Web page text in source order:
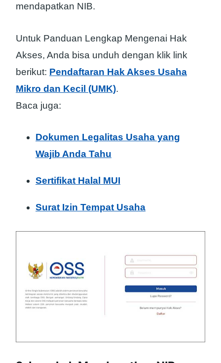
mendapatkan NIB.
Untuk Panduan Lengkap Mengenai Hak
Akses, Anda bisa unduh dengan klik link
berikut: Pendaftaran Hak Akses Usaha
Mikro dan Kecil (UMK).
Baca juga:
Dokumen Legalitas Usaha yang
Wajib Anda Tahu
Sertifikat Halal MUI
Surat Izin Tempat Usaha